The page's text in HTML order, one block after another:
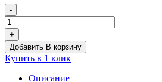
-
Количество
товара
Бизиборд
«Строитель»
+
Добавить В корзину
Купить в 1 клик
Описание